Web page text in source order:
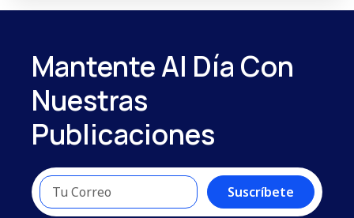
Mantente Al Día Con
Nuestras
Publicaciones
Suscríbete